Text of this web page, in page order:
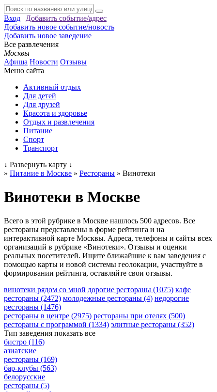
Вход | Добавить событие/адрес
Добавить новое событие/новость
Добавить новое заведение
Все развлечения
Москвы
Афиша Новости Отзывы
Меню сайта
Активный отдых
Для детей
Для друзей
Красота и здоровье
Отдых и развлечения
Питание
Спорт
Транспорт
↓ Развернуть карту ↓
» Питание в Москве » Рестораны » Винотеки
Винотеки в Москве
Всего в этой рубрике в Москве нашлось 500 адресов. Все
рестораны представлены в форме рейтинга и на
интерактивной карте Москвы. Адреса, телефоны и сайты всех
организаций в рубрике «Винотеки». Отзывы и оценки
реальных посетителей. Ищите ближайшие к вам заведения с
помощью карты и новой системы геолокации, участвуйте в
формировании рейтинга, оставляйте свои отзывы.
винотеки рядом со мной дорогие рестораны (1075) кафе
рестораны (2472) молодежные рестораны (4) недорогие
рестораны (1476)
рестораны в центре (2975) рестораны при отелях (500)
рестораны с программой (1334) элитные рестораны (352)
Тип заведения показать все
бистро (116)
азиатские
рестораны (169)
бар-клубы (563)
белорусские
рестораны (5)